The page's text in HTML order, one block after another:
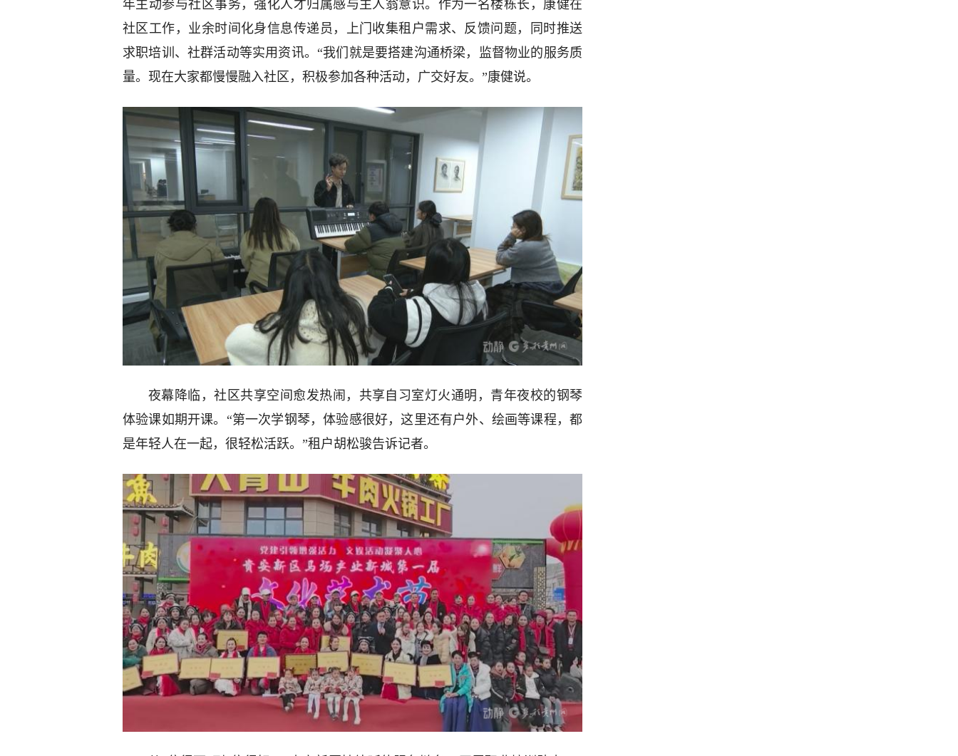
年主动参与社区事务，强化人才归属感与主人翁意识。作为一名楼栋长，康健在
社区工作，业余时间化身信息传递员，上门收集租户需求、反馈问题，同时推送
求职培训、社群活动等实用资讯。“我们就是要搭建沟通桥梁，监督物业的服务质
量。现在大家都慢慢融入社区，积极参加各种活动，广交好友。”康健说。
夜幕降临，社区共享空间愈发热闹，共享自习室灯火通明，青年夜校的钢琴
体验课如期开课。“第一次学钢琴，体验感很好，这里还有户外、绘画等课程，都
是年轻人在一起，很轻松活跃。”租户胡松骏告诉记者。